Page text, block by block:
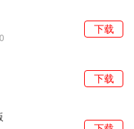
入几个要点，即可一键
入基础信息后，AI会扩
下载
下载